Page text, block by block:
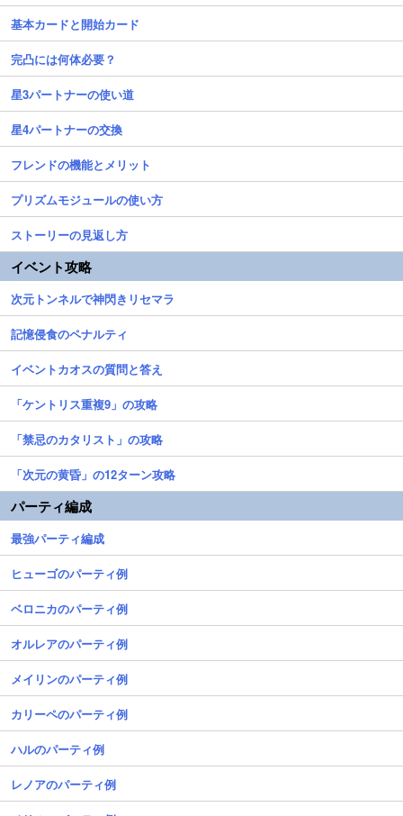
基本カードと開始カード
完凸には何体必要？
星3パートナーの使い道
星4パートナーの交換
フレンドの機能とメリット
プリズムモジュールの使い方
ストーリーの見返し方
イベント攻略
次元トンネルで神閃きリセマラ
記憶侵食のペナルティ
イベントカオスの質問と答え
「ケントリス重複9」の攻略
「禁忌のカタリスト」の攻略
「次元の黄昏」の12ターン攻略
パーティ編成
最強パーティ編成
ヒューゴのパーティ例
ベロニカのパーティ例
オルレアのパーティ例
メイリンのパーティ例
カリーペのパーティ例
ハルのパーティ例
レノアのパーティ例